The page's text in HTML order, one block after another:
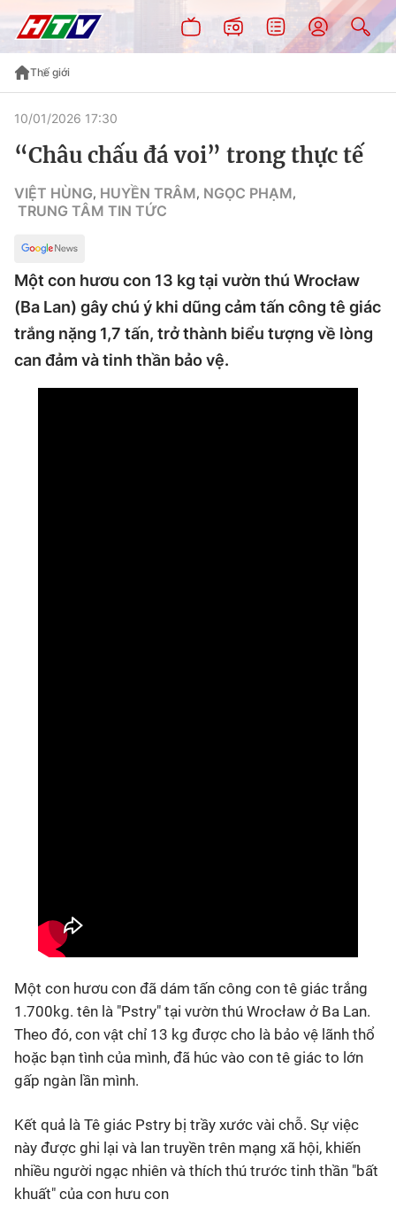
Thế giới
10/01/2026 17:30
“Châu chấu đá voi” trong thực tế
VIỆT HÙNG, HUYỀN TRÂM, NGỌC PHẠM,
TRUNG TÂM TIN TỨC
Một con hươu con 13 kg tại vườn thú Wrocław
(Ba Lan) gây chú ý khi dũng cảm tấn công tê giác
trắng nặng 1,7 tấn, trở thành biểu tượng về lòng
can đảm và tinh thần bảo vệ.
Một con hươu con đã dám tấn công con tê giác trắng
1.700kg. tên là "Pstry" tại vườn thú Wrocław ở Ba Lan.
Theo đó, con vật chỉ 13 kg được cho là bảo vệ lãnh thổ
hoặc bạn tình của mình, đã húc vào con tê giác to lớn
gấp ngàn lần mình.
Kết quả là Tê giác Pstry bị trầy xước vài chỗ. Sự việc
này được ghi lại và lan truyền trên mạng xã hội, khiến
nhiều người ngạc nhiên và thích thú trước tinh thần "bất
khuất" của con hưu con